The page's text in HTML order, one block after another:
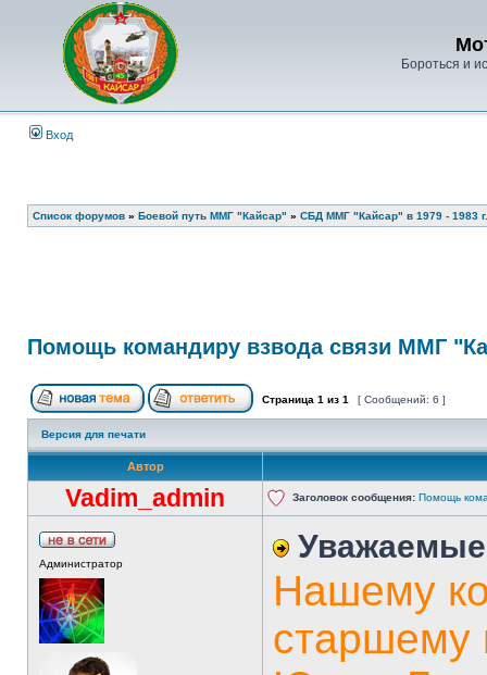
Бороться и
Вход
Список форумов » Боевой путь ММГ "Кайсар" » СБД ММГ "Кайсар" в 1979 - 1983
Помощь командиру взвода связи ММГ
Страница 1 из 1 [ Сообщений: 6 ]
Версия для печати
Автор
Vadim_admin Заголовок сообщения: Помощь
Администратор
Нашему
старшему